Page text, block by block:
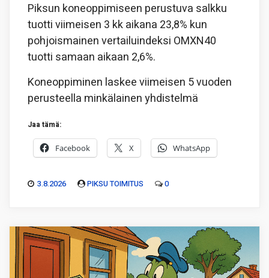
Piksun koneoppimiseen perustuva salkku
tuotti viimeisen 3 kk aikana 23,8% kun
pohjoismainen vertailuindeksi OMXN40
tuotti samaan aikaan 2,6%.
Koneoppiminen laskee viimeisen 5 vuoden
perusteella minkälainen yhdistelmä
Jaa tämä:
Facebook X WhatsApp
3.8.2026 PIKSU TOIMITUS 0